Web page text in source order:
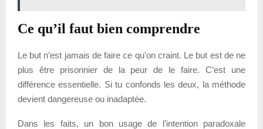
Ce qu’il faut bien comprendre
Le but n’est jamais de faire ce qu’on craint. Le but est de ne
plus être prisonnier de la peur de le faire. C’est une
différence essentielle. Si tu confonds les deux, la méthode
devient dangereuse ou inadaptée.
Dans les faits, un bon usage de l’intention paradoxale